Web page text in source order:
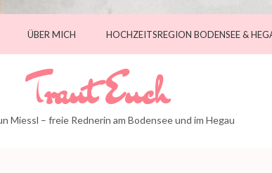
ÜBER MICH HOCHZEITSREGION BODENSEE &
Traut Euch
Miessl – freie Rednerin am Bodensee und im Hegau